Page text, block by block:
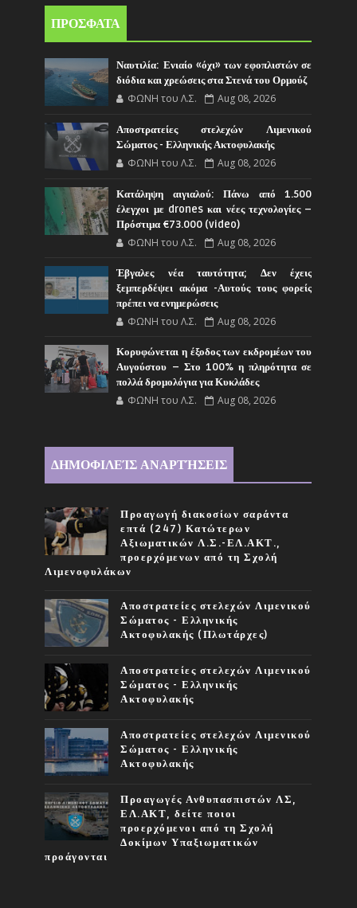
ΠΡΟΣΦΑΤΑ
Ναυτιλία: Ενιαίο «όχι» των εφοπλιστών σε
διόδια και χρεώσεις στα Στενά του Ορμούζ
ΦΩΝΗ του Λ.Σ. Aug 08, 2026
Αποστρατείες στελεχών Λιμενικού
Σώματος - Ελληνικής Ακτοφυλακής
ΦΩΝΗ του Λ.Σ. Aug 08, 2026
Κατάληψη αιγιαλού: Πάνω από 1.500
έλεγχοι με drones και νέες τεχνολογίες –
Πρόστιμα €73.000 (video)
ΦΩΝΗ του Λ.Σ. Aug 08, 2026
Έβγαλες νέα ταυτότητα; Δεν έχεις
ξεμπερδέψει ακόμα -Αυτούς τους φορείς
πρέπει να ενημερώσεις
ΦΩΝΗ του Λ.Σ. Aug 08, 2026
Κορυφώνεται η έξοδος των εκδρομέων του
Αυγούστου – Στο 100% η πληρότητα σε
πολλά δρομολόγια για Κυκλάδες
ΦΩΝΗ του Λ.Σ. Aug 08, 2026
ΔΗΜΟΦΙΛΕΊΣ ΑΝΑΡΤΉΣΕΙΣ
Προαγωγή διακοσίων σαράντα
επτά (247) Κατώτερων
Αξιωματικών Λ.Σ.-ΕΛ.ΑΚΤ.,
προερχόμενων από τη Σχολή
Λιμενοφυλάκων
Αποστρατείες στελεχών Λιμενικού
Σώματος - Ελληνικής
Ακτοφυλακής (Πλωτάρχες)
Αποστρατείες στελεχών Λιμενικού
Σώματος - Ελληνικής
Ακτοφυλακής
Αποστρατείες στελεχών Λιμενικού
Σώματος - Ελληνικής
Ακτοφυλακής
Προαγωγές Ανθυπασπιστών ΛΣ,
ΕΛ.ΑΚΤ, δείτε ποιοι
προερχόμενοι από τη Σχολή
Δοκίμων Υπαξιωματικών
προάγονται